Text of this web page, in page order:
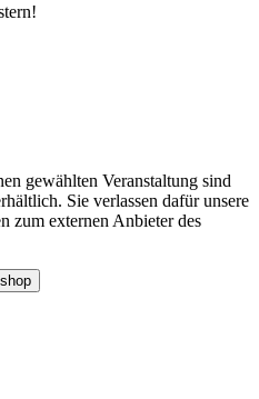
gewählten Veranstaltung sind
Sie verlassen dafür unsere
zum externen Anbieter des